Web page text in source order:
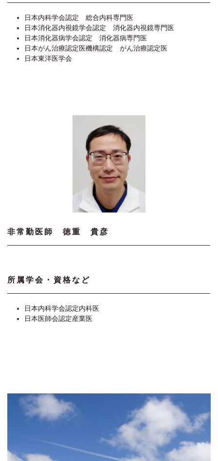
日本内科学会認定 総合内科専門医
日本消化器内視鏡学会認定 消化器内視鏡専門医
日本消化器病学会認定 消化器病専門医
日本がん治療認定医機構認定 がん治療認定医
日本東洋医学会
非常勤医師 徳重 貴彦
所属学会・資格など
日本内科学会認定内科医
日本医師会認定産業医